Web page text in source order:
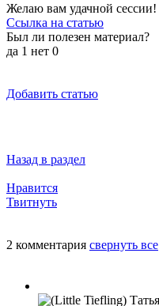
Желаю вам удачной сессии!
Ссылка на статью
Был ли полезен материал?
да 1 нет 0
Добавить статью
Назад в раздел
Нравится
Твитнуть
2 комментария свернуть все